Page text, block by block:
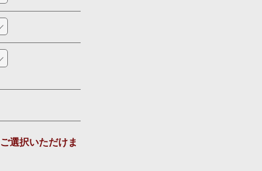
ご選択いただけま